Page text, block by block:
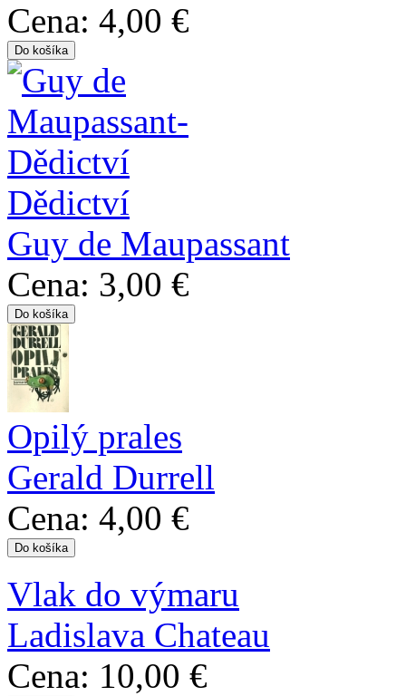
Cena: 4,00 €
Dědictví
Guy de Maupassant
Cena: 3,00 €
Opilý prales
Gerald Durrell
Cena: 4,00 €
Vlak do výmaru
Ladislava Chateau
Cena: 10,00 €